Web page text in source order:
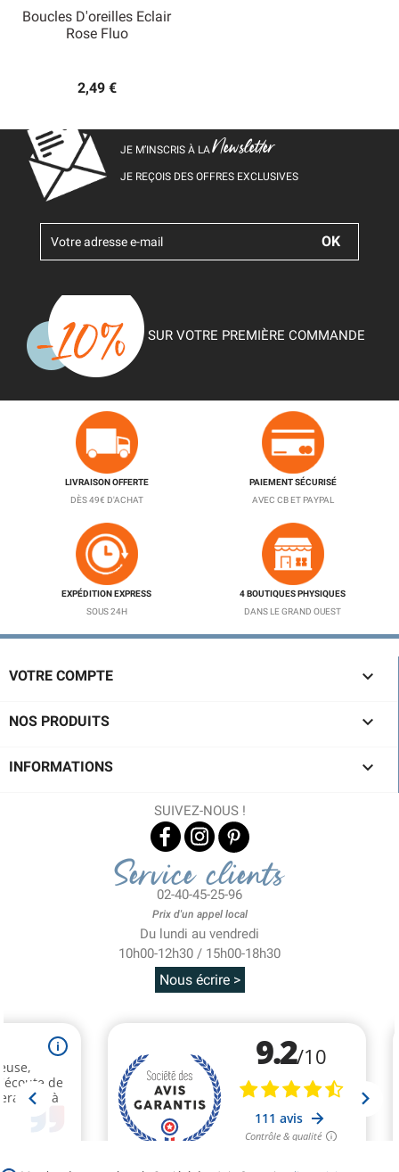
Boucles D'oreilles Eclair
Rose Fluo
2,49 €
JE M’INSCRIS À LANewsletter
JE REÇOIS DES OFFRES EXCLUSIVES
SUR VOTRE PREMIÈRE COMMANDE
LIVRAISON OFFERTE
DÈS 49€ D'ACHAT
PAIEMENT SÉCURISÉ
AVEC CB ET PAYPAL
EXPÉDITION EXPRESS
SOUS 24H
4 BOUTIQUES PHYSIQUES
DANS LE GRAND OUEST
VOTRE COMPTE 
NOS PRODUITS 
INFORMATIONS 
SUIVEZ-NOUS !
Service clients
02-40-45-25-96
Prix d'un appel local
Du lundi au vendredi
10h00-12h30 / 15h00-18h30
Nous écrire >